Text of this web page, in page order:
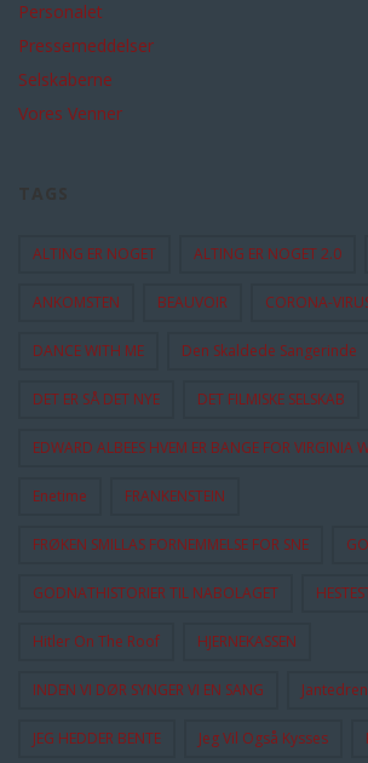
Personalet
Pressemeddelser
Selskaberne
Vores Venner
ALTING ER NOGET ALTING ER NOGET 2.0
ANKOMSTEN BEAUVOIR CORONA-
DANCE WITH ME Den Skaldede Sangerinde
DET ER SÅ DET NYE DET FILMISKE SELSKAB
EDWARD ALBEES HVEM ER BANGE FOR VIRGINIA
Enetime FRANKENSTEIN
FRØKEN SMILLAS FORNEMMELSE FOR SNE
GODNATHISTORIER TIL NABOLAGET
Hitler On The Roof HJERNEKASSEN
INDEN VI DØR SYNGER VI EN SANG
JEG HEDDER BENTE Jeg Vil Også Kysses